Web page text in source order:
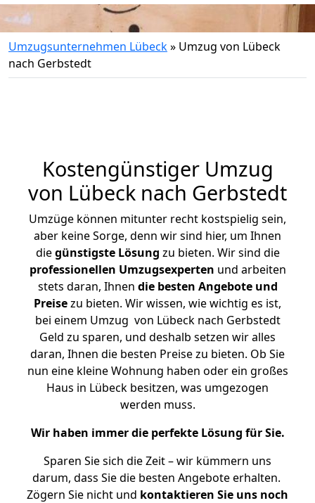
Umzugsunternehmen Lübeck» Umzug von Lübeck
nach Gerbstedt
Kostengünstiger Umzug
von Lübeck nach Gerbstedt
Umzüge können mitunter recht kostspielig sein,
aber keine Sorge, denn wir sind hier, um Ihnen
diegünstigste Lösung zu bieten. Wir sind die
professionellen Umzugsexperten und arbeiten
stets daran, Ihnen die besten Angebote und
Preisezu bieten. Wir wissen, wie wichtig es ist,
bei einem Umzug von Lübeck nach Gerbstedt
Geld zu sparen, und deshalb setzen wir alles
daran, Ihnen die besten Preise zu bieten. Ob Sie
nun eine kleine Wohnung haben oder ein großes
Haus in Lübeck besitzen, was umgezogen
werden muss.
Wir haben immer die perfekte Lösung für Sie.
Sparen Sie sich die Zeit – wir kümmern uns
darum, dass Sie die besten Angebote erhalten.
Zögern Sie nicht und kontaktieren Sie uns noch